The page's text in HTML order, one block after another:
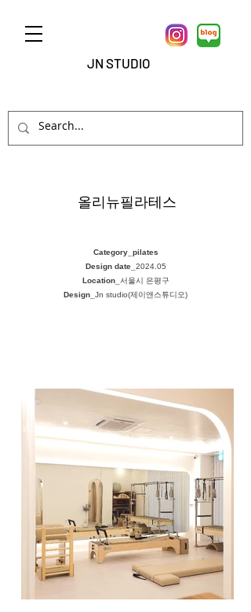
JN STUDIO
올리뉴필라테스
Category_pilates
Design date_ 2024.05
Location_
서울시 은평구
Design_ Jn studio(제이앤스튜디오)